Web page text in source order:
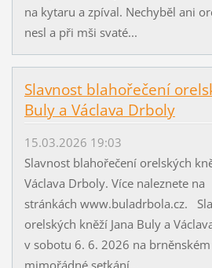
na kytaru a zpíval. Nechyběl ani
nesl a při mši svaté...
Slavnost blahořečení
Buly a Václava Drboly
15.03.2026 19:03
Slavnost blahořečení orelských
Václava Drboly. Více naleznete na
stránkách www.buladrbola.cz.
orelských kněží Jana Buly a
v sobotu 6. 6. 2026 na
mimořádné setkání...